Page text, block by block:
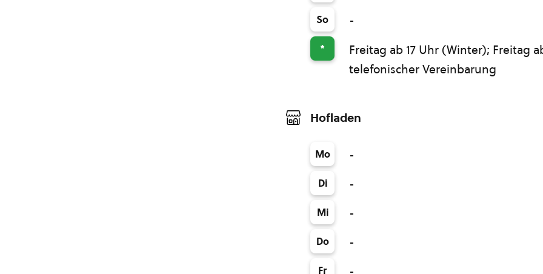
So -
*
Freitag ab 17 Uhr (Winter); Freitag
telefonischer Vereinbarung
Hofladen
Mo -
Di -
Mi -
Do -
Fr